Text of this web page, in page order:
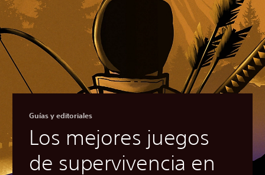
Guías y editoriales
Los mejores juegos
de supervivencia en